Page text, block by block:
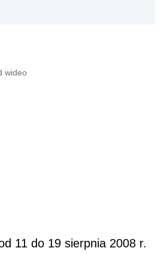
wideo
11 do 19 sierpnia 2008 r.